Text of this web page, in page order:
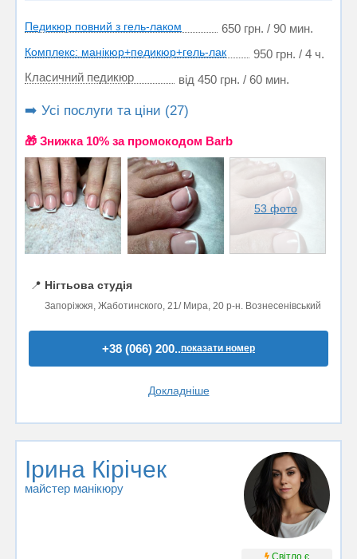
Педикюр повний з гель-лаком 650 грн. / 90 мин.
Комплекс: манікюр+педикюр+гель-лак
950 грн. / 4 ч.
Класичний педикюр
від 450 грн. / 60 мин.
➡️ Усі послуги та ціни (27)
🎁 Знижка 10% за промокодом Barb
53 фото
📍 Нігтьова студія
Запоріжжя, Жаботинского, 21/ Мира, 20 р-н. Вознесенівський
+38 (066) 200..показати номер
Докладніше
Ірина Кірічек
майстер манікюру
Світло є